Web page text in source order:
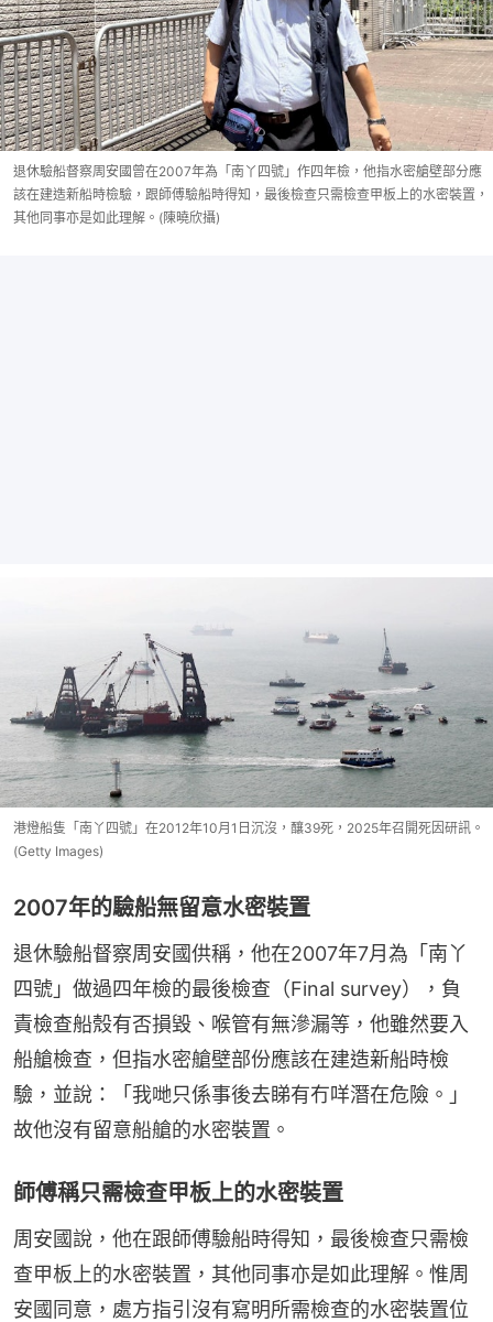
退休驗船督察周安國曾在2007年為「南丫四號」作四年檢，他指水密艙壁部分應
該在建造新船時檢驗，跟師傅驗船時得知，最後檢查只需檢查甲板上的水密裝置，
其他同事亦是如此理解。(陳曉欣攝)
港燈船隻「南丫四號」在2012年10月1日沉沒，釀39死，2025年召開死因研訊。
(Getty Images)
2007年的驗船無留意水密裝置
退休驗船督察周安國供稱，他在2007年7月為「南丫
四號」做過四年檢的最後檢查（Final survey），負
責檢查船殼有否損毀、喉管有無滲漏等，他雖然要入
船艙檢查，但指水密艙壁部份應該在建造新船時檢
驗，並說：「我哋只係事後去睇有冇咩潛在危險。」
故他沒有留意船艙的水密裝置。
師傅稱只需檢查甲板上的水密裝置
周安國說，他在跟師傅驗船時得知，最後檢查只需檢
查甲板上的水密裝置，其他同事亦是如此理解。惟周
安國同意，處方指引沒有寫明所需檢查的水密裝置位